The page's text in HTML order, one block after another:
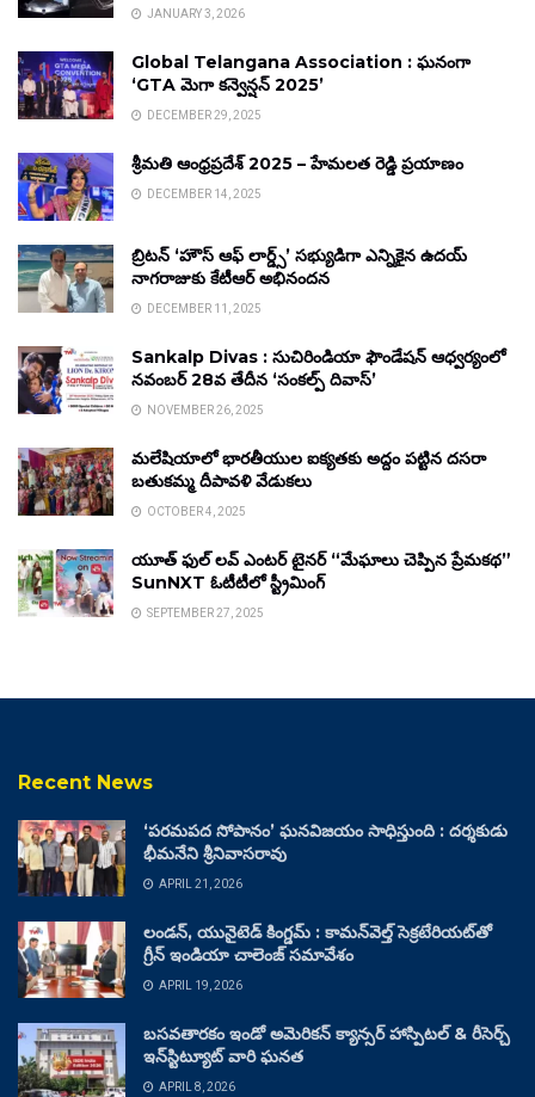
JANUARY 3, 2026
Global Telangana Association : ఘనంగా
‘GTA మెగా కన్వెన్షన్ 2025’
DECEMBER 29, 2025
శ్రీమతి ఆంధ్రప్రదేశ్ 2025 – హేమలత రెడ్డి ప్రయాణం
DECEMBER 14, 2025
బ్రిటన్ ‘హౌస్ ఆఫ్ లార్డ్స్’ సభ్యుడిగా ఎన్నికైన ఉదయ్
నాగరాజుకు కేటీఆర్ అభినందన
DECEMBER 11, 2025
Sankalp Divas : సుచిరిండియా ఫౌండేషన్ ఆధ్వర్యంలో
నవంబర్ 28వ తేదీన ‘సంకల్ప్ దివాస్’
NOVEMBER 26, 2025
మలేషియాలో భారతీయుల ఐక్యతకు అద్దం పట్టిన దసరా
బతుకమ్మ దీపావళి వేడుకలు
OCTOBER 4, 2025
యూత్ ఫుల్ లవ్ ఎంటర్ టైనర్ “మేఘాలు చెప్పిన ప్రేమకథ”
SunNXT ఓటీటీలో స్ట్రీమింగ్
SEPTEMBER 27, 2025
Recent News
‘పరమపద సోపానం’ ఘనవిజయం సాధిస్తుంది : దర్శకుడు
భీమనేని శ్రీనివాసరావు
APRIL 21, 2026
లండన్, యునైటెడ్ కింగ్డమ్ : కామన్‌వెల్త్ సెక్రటేరియట్‌తో
గ్రీన్ ఇండియా చాలెంజ్ సమావేశం
APRIL 19, 2026
బసవతారకం ఇండో అమెరికన్ క్యాన్సర్ హాస్పిటల్ & రీసెర్చ్
ఇన్‌స్టిట్యూట్ వారి ఘనత
APRIL 8, 2026